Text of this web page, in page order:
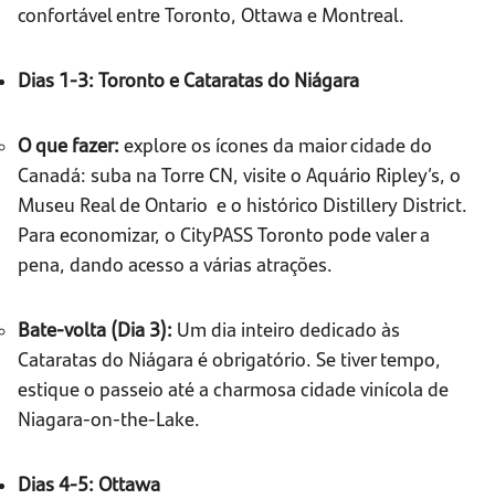
confortável entre Toronto, Ottawa e Montreal.
Dias 1-3: Toronto e Cataratas do Niágara
O que fazer: explore os ícones da maior cidade do
Canadá: suba na Torre CN, visite o Aquário Ripley’s, o
Museu Real de Ontario e o histórico Distillery District.
Para economizar, o CityPASS Toronto pode valer a
pena, dando acesso a várias atrações.
Bate-volta (Dia 3): Um dia inteiro dedicado às
Cataratas do Niágara é obrigatório. Se tiver tempo,
estique o passeio até a charmosa cidade vinícola de
Niagara-on-the-Lake.
Dias 4-5: Ottawa